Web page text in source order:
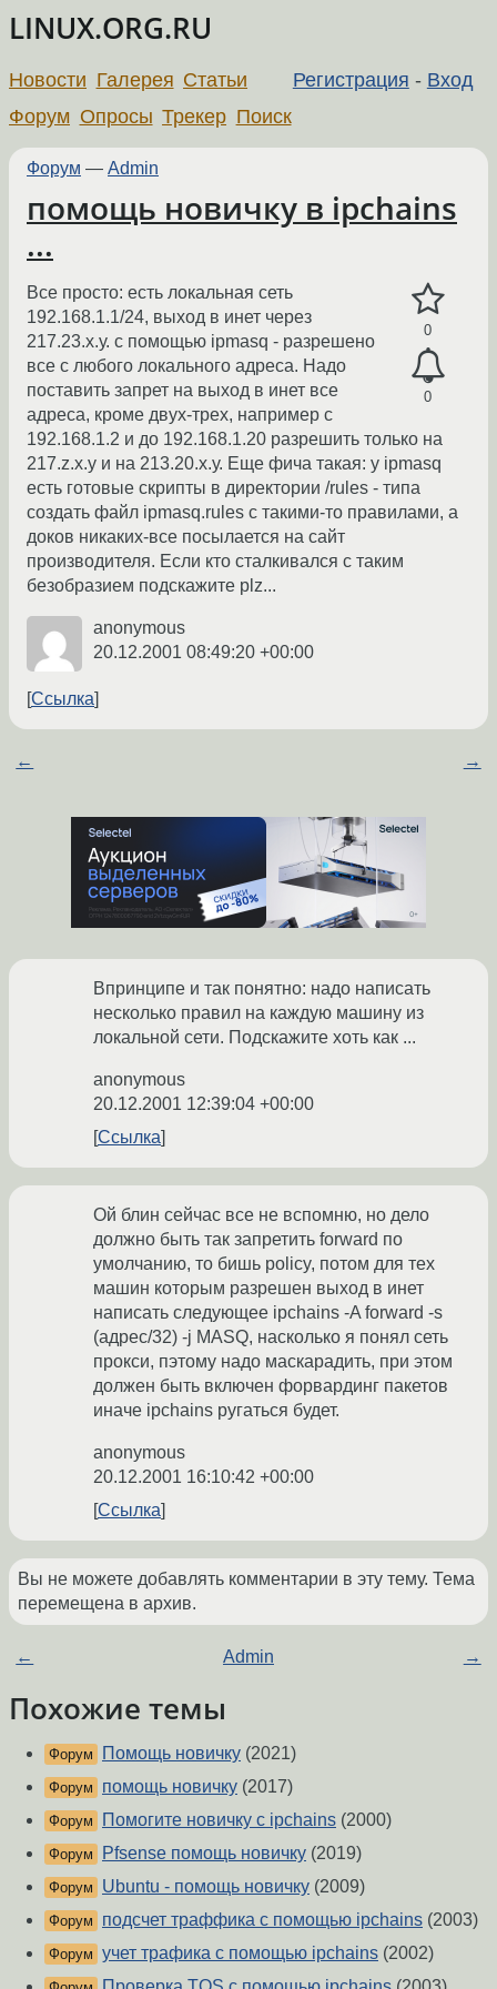
LINUX.ORG.RU
Регистрация - Вход
Новости Галерея Статьи
Форум Опросы Трекер Поиск
Форум — Admin
помощь новичку в ipchains
...
0
0
Все просто: есть локальная сеть
192.168.1.1/24, выход в инет через
217.23.х.у. с помощью ipmasq - разрешено
все с любого локального адреса. Надо
поставить запрет на выход в инет все
адреса, кроме двух-трех, например с
192.168.1.2 и до 192.168.1.20 разрешить только на
217.z.х.у и на 213.20.х.у. Еще фича такая: у ipmasq
есть готовые скрипты в директории /rules - типа
создать файл ipmasq.rules c такими-то правилами, а
доков никаких-все посылается на сайт
производителя. Если кто сталкивался с таким
безобразием подскажите plz...
anonymous
20.12.2001 08:49:20 +00:00
Ссылка
← →
Впринципе и так понятно: надо написать
несколько правил на каждую машину из
локальной сети. Подскажите хоть как ...
anonymous
20.12.2001 12:39:04 +00:00
Ссылка
Ой блин сейчас все не вспомню, но дело
должно быть так запретить forward по
умолчанию, то бишь policy, потом для тех
машин которым разрешен выход в инет
написать следующее ipchains -A forward -s
(адрес/32) -j MASQ, насколько я понял сеть
прокси, пэтому надо маскарадить, при этом
должен быть включен форвардинг пакетов
иначе ipchains ругаться будет.
anonymous
20.12.2001 16:10:42 +00:00
Ссылка
Вы не можете добавлять комментарии в эту тему. Тема
перемещена в архив.
← Admin →
Похожие темы
Форум Помощь новичку (2021)
Форум помощь новичку (2017)
Форум Помогите новичку с ipchains (2000)
Форум Pfsense помощь новичку (2019)
Форум Ubuntu - помощь новичку (2009)
Форум подсчет траффика с помощью ipchains (2003)
Форум учет трафика с помощью ipchains (2002)